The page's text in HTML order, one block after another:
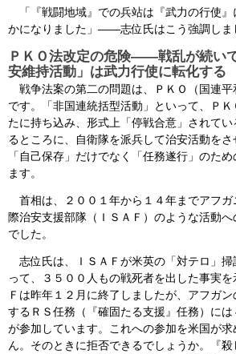
「『戦闘地域』での兵站は『武力の行使』
かになりました」――志位氏はこう強調しま
ＰＫＯ法改定の危険――戦乱が続い
安維持活動」は武力行使に転化する
戦争法案の第二の問題は、ＰＫＯ（国連平
です。「非国連統括型活動」といって、Ｐ
たに持ち込み、形式上「停戦合意」されて
るところに、自衛隊を派兵して治安活動を
「自己保存」だけでなく「任務遂行」のた
ます。
首相は、２００１年から１４年までアフガ
際治安支援部隊（ＩＳＡＦ）のような活動
でした。
志位氏は、ＩＳＡＦが米英の「対テロ」掃
って、３５００人もの戦死者を出した事実
Ｆは昨年１２月に終了しましたが、アフガ
するＲＳ任務（『確固たる支援』任務）に
が参加しています。これへの参加を米国が
ん。そのときに拒否できるでしょうか。『